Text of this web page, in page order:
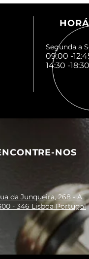
Segunda a
09:00 -
14:30 -18:30
NOS
da Junqueira, 268 - A
- 346 Lisboa Portugal